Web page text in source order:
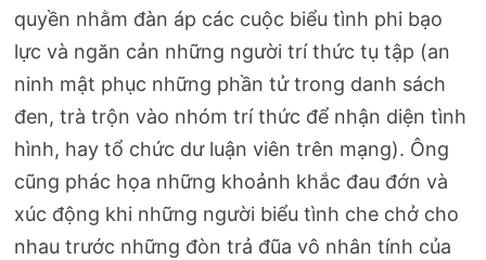
quyền nhằm đàn áp các cuộc biểu tình phi bạo
lực và ngăn cản những người trí thức tụ tập (an
ninh mật phục những phần tử trong danh sách
đen, trà trộn vào nhóm trí thức để nhận diện tình
hình, hay tổ chức dư luận viên trên mạng). Ông
cũng phác họa những khoảnh khắc đau đớn và
xúc động khi những người biểu tình che chở cho
nhau trước những đòn trả đũa vô nhân tính của